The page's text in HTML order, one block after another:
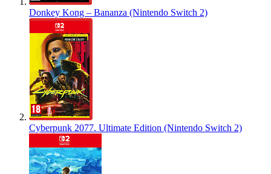
Donkey Kong – Bananza (Nintendo Switch 2)
Cyberpunk 2077. Ultimate Edition (Nintendo Switch 2)